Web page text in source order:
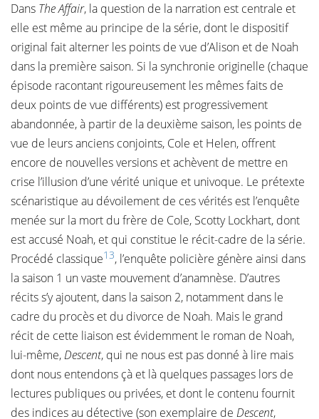
Dans The Affair, la question de la narration est centrale et
elle est même au principe de la série, dont le dispositif
original fait alterner les points de vue d’Alison et de Noah
dans la première saison. Si la synchronie originelle (chaque
épisode racontant rigoureusement les mêmes faits de
deux points de vue différents) est progressivement
abandonnée, à partir de la deuxième saison, les points de
vue de leurs anciens conjoints, Cole et Helen, offrent
encore de nouvelles versions et achèvent de mettre en
crise l’illusion d’une vérité unique et univoque. Le prétexte
scénaristique au dévoilement de ces vérités est l’enquête
menée sur la mort du frère de Cole, Scotty Lockhart, dont
est accusé Noah, et qui constitue le récit-cadre de la série.
Procédé classique13, l’enquête policière génère ainsi dans
la saison 1 un vaste mouvement d’anamnèse. D’autres
récits s’y ajoutent, dans la saison 2, notamment dans le
cadre du procès et du divorce de Noah. Mais le grand
récit de cette liaison est évidemment le roman de Noah,
lui-même,Descent, qui ne nous est pas donné à lire mais
dont nous entendons çà et là quelques passages lors de
lectures publiques ou privées, et dont le contenu fournit
des indices au détective (son exemplaire de Descent,